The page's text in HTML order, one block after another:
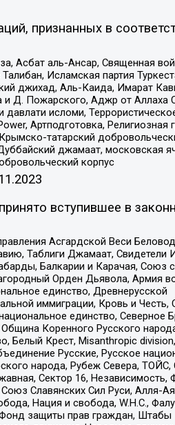
признанных в
Асбат аль-Ансар, Священная
Исламская партия
джихад, Аль-Каида, Имарат
Д. Пожарского, Аджр от Аллаха
исломи,
Артподготовка, Религиозная
татарский
джамаат, московская
корпус
вступившее в
Асгардской Веси
Таблиги Джамаат, Свидетели
Балкарии и Карачая, Союз
Орден Дьявола, Армия
единство, Древнерусской
иммиграции, Кровь и Честь,
единство, Северное
Коренного Русского
Белый Крест, Misanthropic division,
Русские, Русское
народа, Рубеж Севера, ТОЙС,
Сектор 16, Независимость,
Славянских Сил Руси, Алля-
Нация и свобода, W.H.С.,
защиты прав граждан, Штабы